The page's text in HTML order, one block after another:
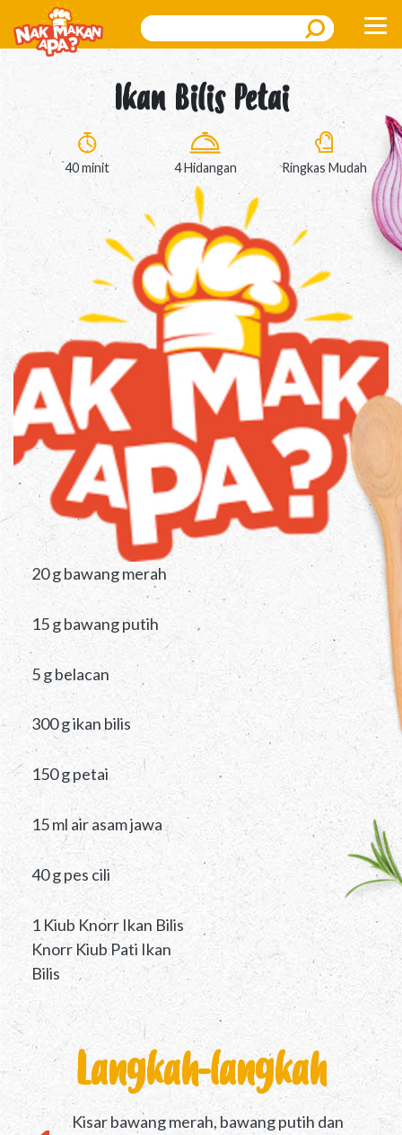
Search
Ikan Bilis Petai
40 minit 4 Hidangan Ringkas Mudah
20 g bawang merah
15 g bawang putih
5 g belacan
300 g ikan bilis
150 g petai
15 ml air asam jawa
40 g pes cili
1 Kiub Knorr Ikan Bilis
Knorr Kiub Pati Ikan
Bilis
Langkah-langkah
Kisar bawang merah, bawang putih dan